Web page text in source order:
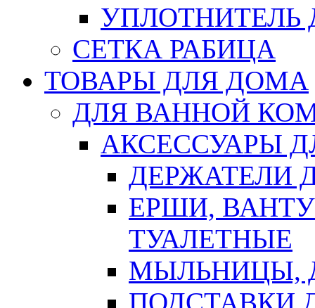
СЕТКА РАБИЦА
ТОВАРЫ ДЛЯ ДОМА
ДЛЯ ВАННОЙ
АКСЕССУАРЫ
ДЕРЖАТЕЛИ
ЕРШИ,
ТУАЛЕТНЫЕ
МЫЛЬНИЦЫ,